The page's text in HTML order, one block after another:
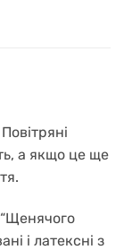
а якщо це ще
“Щенячого
і латексні з